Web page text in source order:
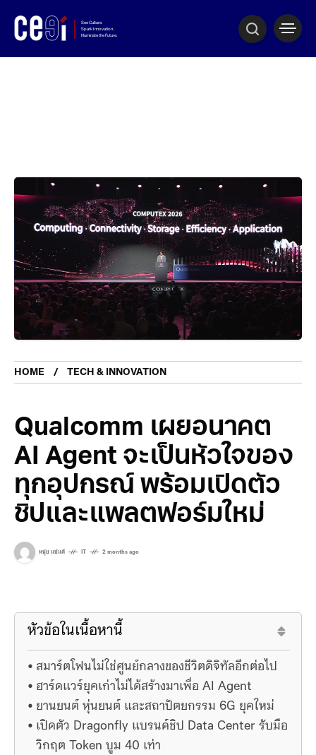
HOME TECH & INNOVATION
Qualcomm เผยอนาคต
AI Agent จะเป็นหัวใจของ
ทุกอุปกรณ์ พร้อมเปิดตัว
ชิปและแพลตฟอร์มใหม่
หนุ่ย แซ่แต้ IT 2 months ago
หัวข้อในเนื้อหานี้
สมาร์ตโฟนไม่ใช่ศูนย์กลางของชีวิตดิจิทัลอีกต่อไป
ฮาร์ดแวร์ยุคเก่าไม่ได้สร้างมาเพื่อ AI Agent
ยานยนต์ หุ่นยนต์ และสถาปัตยกรรม 6G ยุคใหม่
เปิดตัว Dragonfly แบรนด์ชิป Data Center รับมือ
วิกฤต Token บูม 40 เท่า